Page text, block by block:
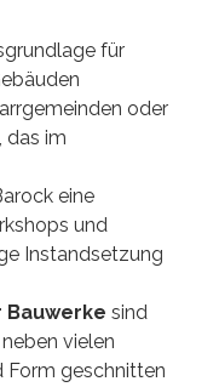
für
oder
das im
eine
und
Instandsetzung
Bauwerke sind
vielen
Form geschnitten